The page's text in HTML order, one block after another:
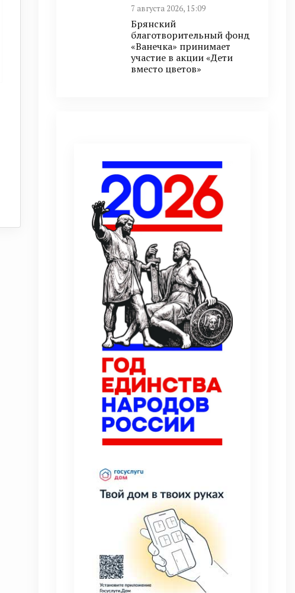
7 августа 2026, 15:09
Брянский
благотворительный фонд
«Ванечка» принимает
участие в акции «Дети
вместо цветов»